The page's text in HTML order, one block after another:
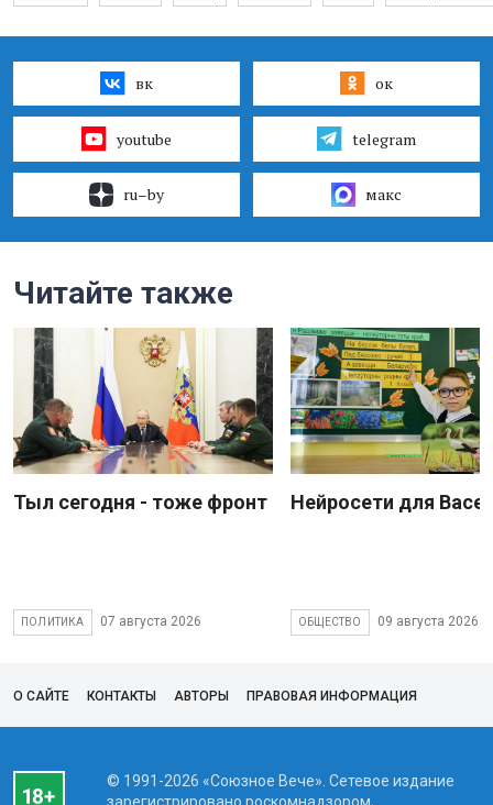
вк ок
youtube telegram
ru–by макс
Читайте также
Тыл сегодня - тоже фронт
ПОЛИТИКА 07 августа 2026
Нейросети для
ОБЩЕСТВО 09 августа 2026
О САЙТЕ КОНТАКТЫ АВТОРЫ ПРАВОВАЯ ИНФОРМАЦИЯ
© 1991-2026 «Союзное Вече». Сетевое издание
зарегистрировано роскомнадзором,